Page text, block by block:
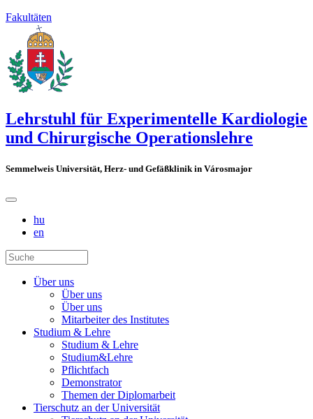
Fakultäten
Lehrstuhl für Experimentelle Kardiologie
und Chirurgische Operationslehre
Semmelweis Universität, Herz- und Gefäßklinik in Városmajor
hu
en
Über uns
Über uns
Über uns
Mitarbeiter des Institutes
Studium & Lehre
Studium & Lehre
Studium&Lehre
Pflichtfach
Demonstrator
Themen der Diplomarbeit
Tierschutz an der Universität